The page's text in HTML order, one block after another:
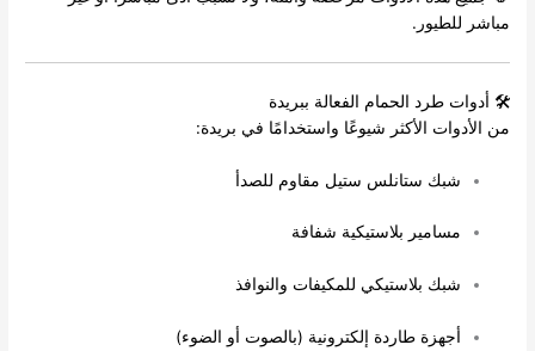
مباشر للطيور.
🛠️ أدوات طرد الحمام الفعالة ببريدة
من الأدوات الأكثر شيوعًا واستخدامًا في بريدة:
شبك ستانلس ستيل مقاوم للصدأ
مسامير بلاستيكية شفافة
شبك بلاستيكي للمكيفات والنوافذ
أجهزة طاردة إلكترونية (بالصوت أو الضوء)